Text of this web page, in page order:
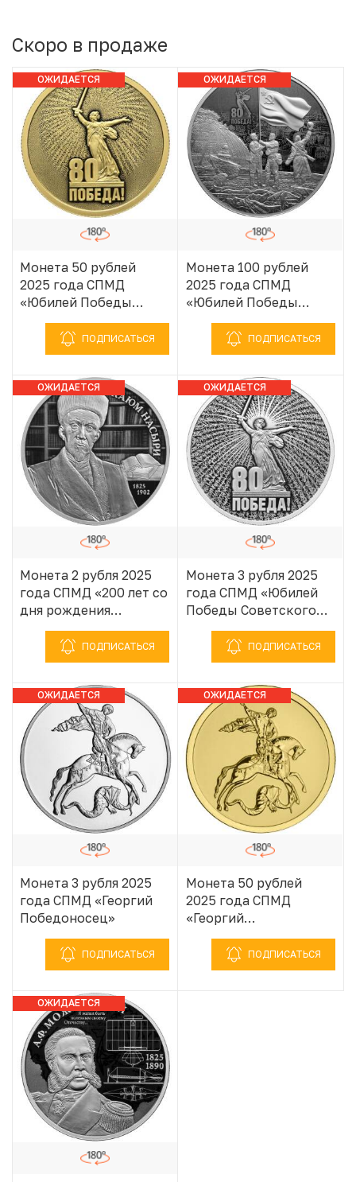
Скоро в продаже
ОЖИДАЕТСЯ
ПОСТУПЛЕНИЕ
Монета 50 рублей
2025 года СПМД
«Юбилей Победы
Советского народа в
Великой
Отечественной войне
ПОДПИСАТЬСЯ
ОЖИДАЕТСЯ
ПОСТУПЛЕНИЕ
Монета 100 рублей
2025 года СПМД
«Юбилей Победы
Советского народа в
Великой
Отечественной войне
ПОДПИСАТЬСЯ
ОЖИДАЕТСЯ
ПОСТУПЛЕНИЕ
Монета 2 рубля 2025
года СПМД «200 лет со
дня рождения
Ученого-просветителя
Каюма Насыри»
ПОДПИСАТЬСЯ
ОЖИДАЕТСЯ
ПОСТУПЛЕНИЕ
Монета 3 рубля 2025
года СПМД «Юбилей
Победы Советского
народа в Великой
Отечественной войне
1941–1945»
ПОДПИСАТЬСЯ
ОЖИДАЕТСЯ
ПОСТУПЛЕНИЕ
Монета 3 рубля 2025
года СПМД «Георгий
Победоносец»
ПОДПИСАТЬСЯ
ОЖИДАЕТСЯ
ПОСТУПЛЕНИЕ
Монета 50 рублей
2025 года СПМД
«Георгий
Победоносец»
ПОДПИСАТЬСЯ
ОЖИДАЕТСЯ
ПОСТУПЛЕНИЕ